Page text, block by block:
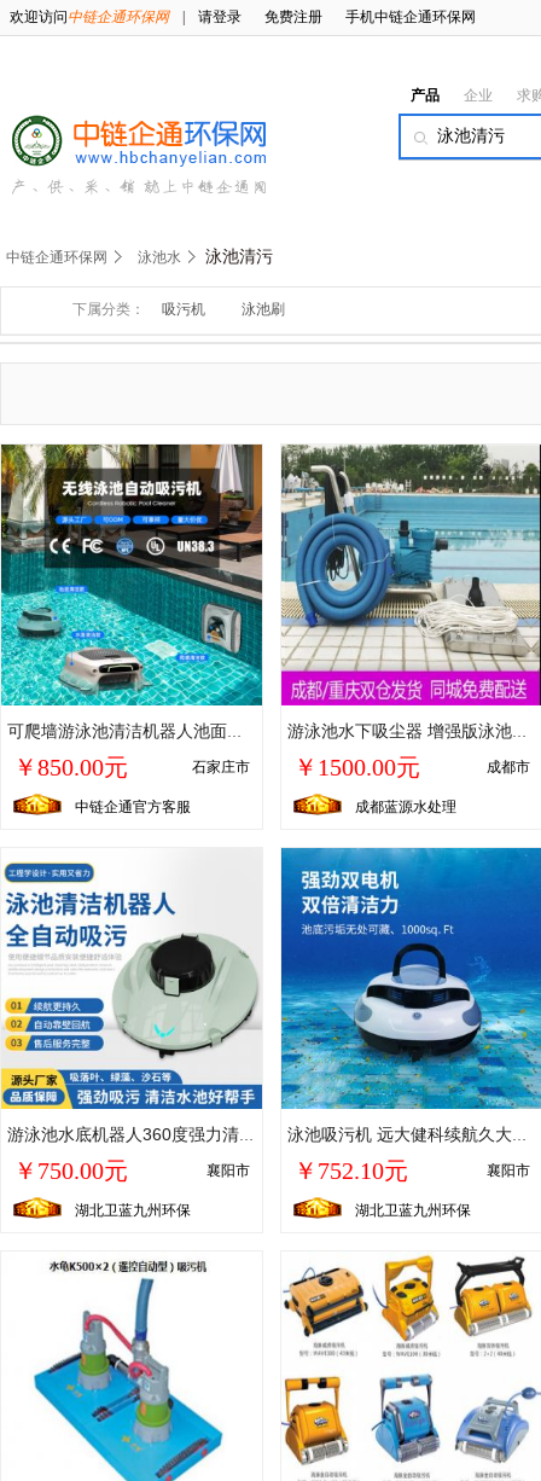
欢迎访问中链企通环保网 请登录 免费注册 手机中链企通环保网
产品 企业 求
中链企通环保网 泳池水 泳池清污
下属分类： 吸污机 泳池刷
可爬墙游泳池清洁机器人池面全自动泳池底吸污机快充长续航清洗机
￥850.00元 石家庄市
中链企通官方客服
游泳池水下吸尘器 增强版泳池全自动吸污机水处理清洁机
￥1500.00元 成都市
成都蓝源水处理
游泳池水底机器人360度强力清扫泳池设备定制ODM/OEM
￥750.00元 襄阳市
湖北卫蓝九州环保
泳池吸污机 远大健科续航久大功率无绳式全自动智能泳池机器人
￥752.10元 襄阳市
湖北卫蓝九州环保